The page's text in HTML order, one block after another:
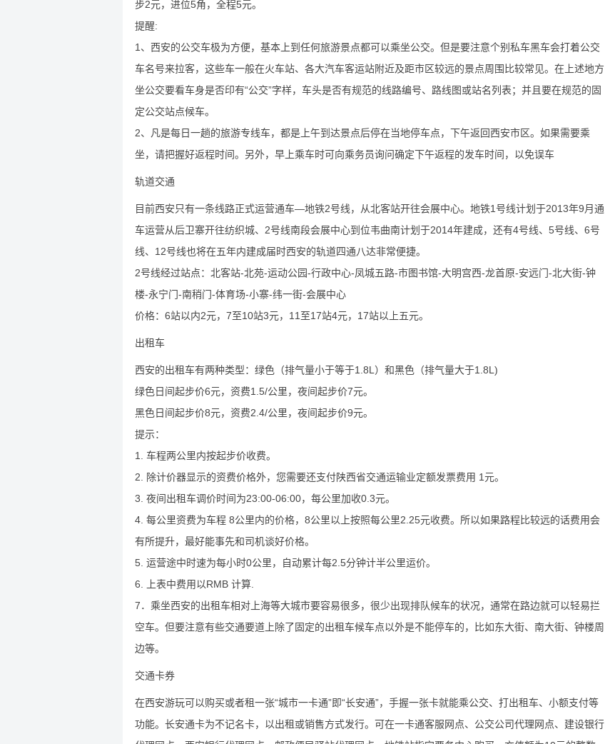
步2元，进位5角，全程5元。
提醒:
1、西安的公交车极为方便，基本上到任何旅游景点都可以乘坐公交。但是要注意个别私车黑车会打着公交
车名号来拉客，这些车一般在火车站、各大汽车客运站附近及距市区较远的景点周围比较常见。在上述地方
坐公交要看车身是否印有“公交”字样，车头是否有规范的线路编号、路线图或站名列表；并且要在规范的固
定公交站点候车。
2、凡是每日一趟的旅游专线车，都是上午到达景点后停在当地停车点，下午返回西安市区。如果需要乘
坐，请把握好返程时间。另外，早上乘车时可向乘务员询问确定下午返程的发车时间，以免误车
轨道交通
目前西安只有一条线路正式运营通车—地铁2号线，从北客站开往会展中心。地铁1号线计划于2013年9月通
车运营从后卫寨开往纺织城、2号线南段会展中心到位韦曲南计划于2014年建成，还有4号线、5号线、6号
线、12号线也将在五年内建成届时西安的轨道四通八达非常便捷。
2号线经过站点：北客站-北苑-运动公园-行政中心-凤城五路-市图书馆-大明宫西-龙首原-安远门-北大街-钟
楼-永宁门-南稍门-体育场-小寨-纬一街-会展中心
价格：6站以内2元，7至10站3元，11至17站4元，17站以上五元。
出租车
西安的出租车有两种类型：绿色（排气量小于等于1.8L）和黑色（排气量大于1.8L)
绿色日间起步价6元，资费1.5/公里，夜间起步价7元。
黑色日间起步价8元，资费2.4/公里，夜间起步价9元。
提示：
1. 车程两公里内按起步价收费。
2. 除计价器显示的资费价格外，您需要还支付陕西省交通运输业定额发票费用 1元。
3. 夜间出租车调价时间为23:00-06:00，每公里加收0.3元。
4. 每公里资费为车程 8公里内的价格，8公里以上按照每公里2.25元收费。所以如果路程比较远的话费用会
有所提升，最好能事先和司机谈好价格。
5. 运营途中时速为每小时0公里，自动累计每2.5分钟计半公里运价。
6. 上表中费用以RMB 计算.
7．乘坐西安的出租车相对上海等大城市要容易很多，很少出现排队候车的状况，通常在路边就可以轻易拦
空车。但要注意有些交通要道上除了固定的出租车候车点以外是不能停车的，比如东大街、南大街、钟楼周
边等。
交通卡券
在西安游玩可以购买或者租一张“城市一卡通”即“长安通”，手握一张卡就能乘公交、打出租车、小额支付等
功能。长安通卡为不记名卡，以出租或销售方式发行。可在一卡通客服网点、公交公司代理网点、建设银行